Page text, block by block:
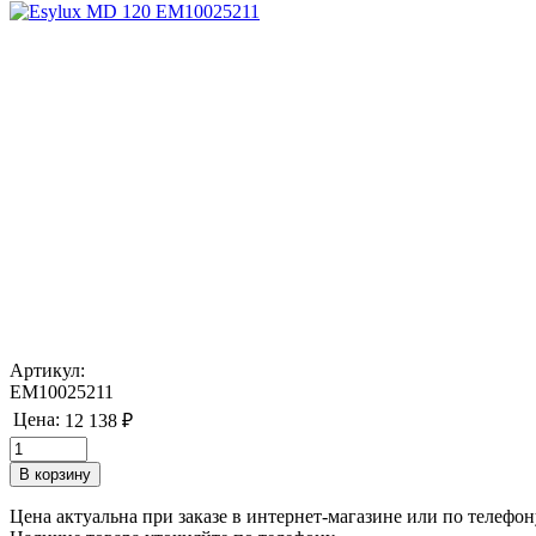
Артикул:
EM10025211
Цена: 12 138 ₽
Цена актуальна при заказе в интернет-магазине или по